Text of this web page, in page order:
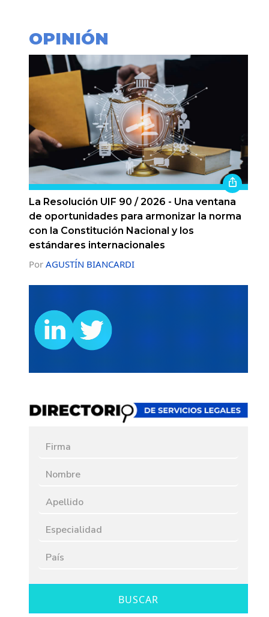
OPINIÓN
La Resolución UIF 90 / 2026 - Una ventana
de oportunidades para armonizar la norma
con la Constitución Nacional y los
estándares internacionales
Por AGUSTÍN BIANCARDI
BUSCAR